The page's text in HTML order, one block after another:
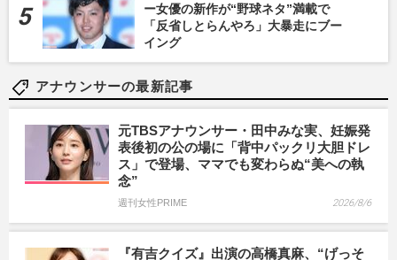
ー女優の新作が“野球ネタ”満載で
「反省しとらんやろ」大暴走にブー
イング
アナウンサーの最新記事
元TBSアナウンサー・田中みな実、妊娠発
表後初の公の場に「背中パックリ大胆ドレ
ス」で登場、ママでも変わらぬ“美への執
念”
週刊女性PRIME 2026/8/6
『有吉クイズ』出演の高橋真麻、“げっそ